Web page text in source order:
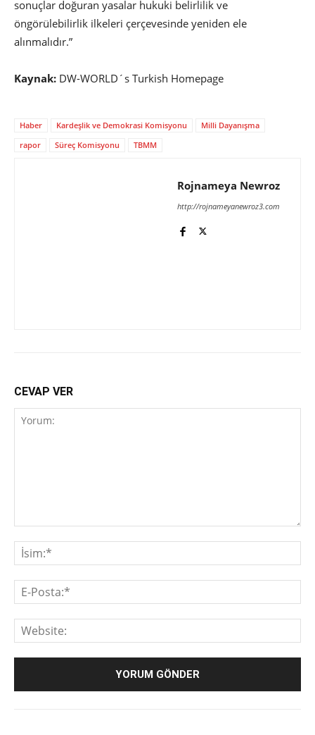
sonuçlar doğuran yasalar hukuki belirlilik ve
öngörülebilirlik ilkeleri çerçevesinde yeniden ele
alınmalıdır.”
Kaynak: DW-WORLD´s Turkish Homepage
Haber Kardeşlik ve Demokrasi Komisyonu
Milli Dayanışma
rapor
Süreç Komisyonu TBMM
Rojnameya Newroz
http://rojnameyanewroz3.com
CEVAP VER